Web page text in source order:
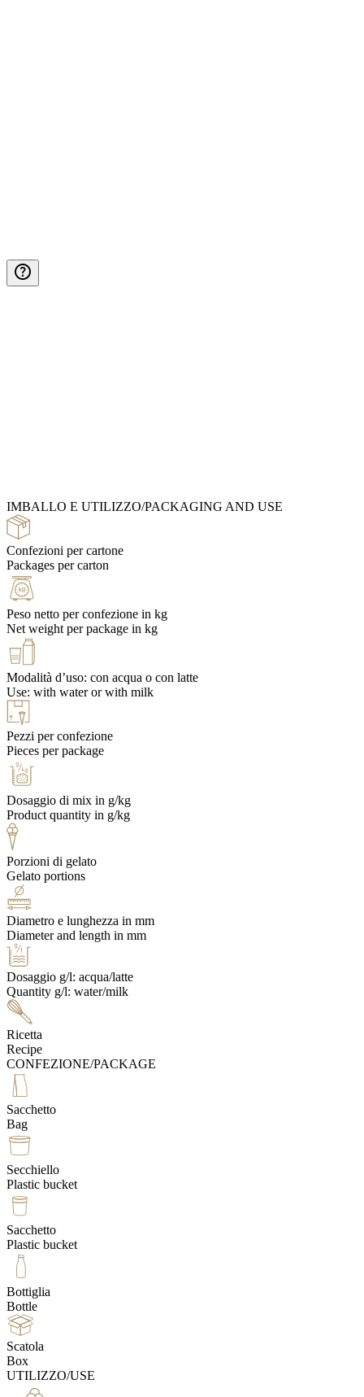
Recipe Books
IMBALLO E UTILIZZO/PACKAGING AND USE
Confezioni per cartone
Packages per carton
Peso netto per confezione in kg
Net weight per package in kg
Modalità d’uso: con acqua o con latte
Use: with water or with milk
Pezzi per confezione
Pieces per package
Dosaggio di mix in g/kg
Product quantity in g/kg
Porzioni di gelato
Gelato portions
Diametro e lunghezza in mm
Diameter and length in mm
Dosaggio g/l: acqua/latte
Quantity g/l: water/milk
Ricetta
Recipe
CONFEZIONE/PACKAGE
Sacchetto
Bag
Secchiello
Plastic bucket
Sacchetto
Plastic bucket
Bottiglia
Bottle
Scatola
Box
UTILIZZO/USE